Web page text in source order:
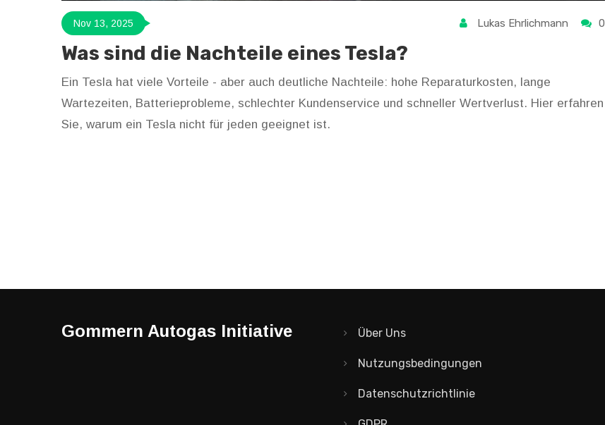
Nov 13, 2025 Lukas Ehrlichmann 0
Was sind die Nachteile eines Tesla?
Ein Tesla hat viele Vorteile - aber auch deutliche Nachteile: hohe Reparaturkosten, lange
Wartezeiten, Batterieprobleme, schlechter Kundenservice und schneller Wertverlust. Hier erfahren
Sie, warum ein Tesla nicht für jeden geeignet ist.
Gommern Autogas Initiative Über Uns
Nutzungsbedingungen
Datenschutzrichtlinie